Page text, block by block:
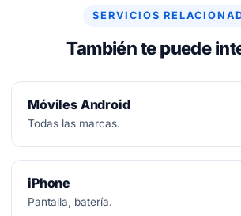
SERVICIOS
También te puede
Móviles Android
Todas las marcas.
iPhone
Pantalla, batería.